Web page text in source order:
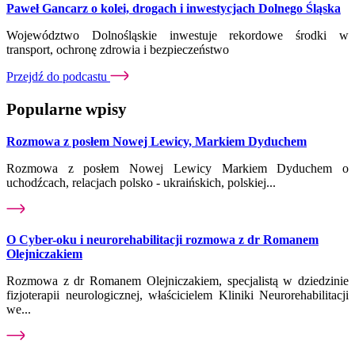
Paweł Gancarz o kolei, drogach i inwestycjach Dolnego Śląska
Województwo Dolnośląskie inwestuje rekordowe środki w
transport, ochronę zdrowia i bezpieczeństwo
Przejdź do podcastu
Popularne wpisy
Rozmowa z posłem Nowej Lewicy, Markiem Dyduchem
Rozmowa z posłem Nowej Lewicy Markiem Dyduchem o
uchodźcach, relacjach polsko - ukraińskich, polskiej...
O Cyber-oku i neurorehabilitacji rozmowa z dr Romanem
Olejniczakiem
Rozmowa z dr Romanem Olejniczakiem, specjalistą w dziedzinie
fizjoterapii neurologicznej, właścicielem Kliniki Neurorehabilitacji
we...